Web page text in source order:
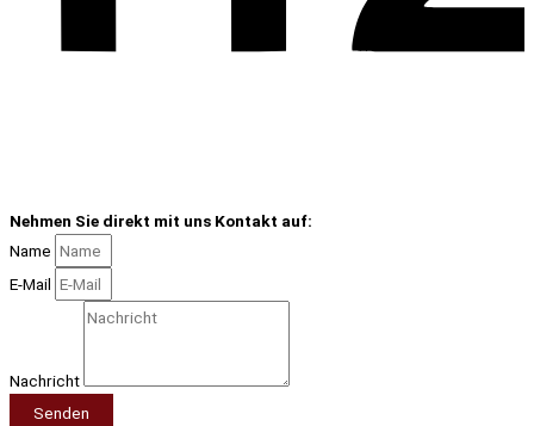
Nehmen Sie direkt mit uns Kontakt auf:
Name
E-Mail
Nachricht
Senden